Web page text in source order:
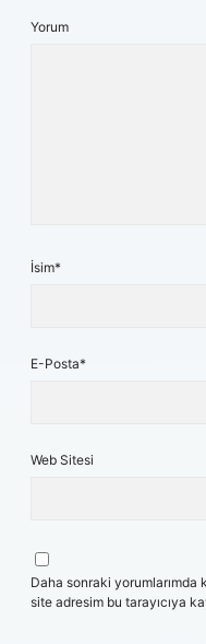
Yorum
İsim*
E-Posta*
Web Sitesi
Daha sonraki yorumlarımda
site adresim bu tarayıcıya